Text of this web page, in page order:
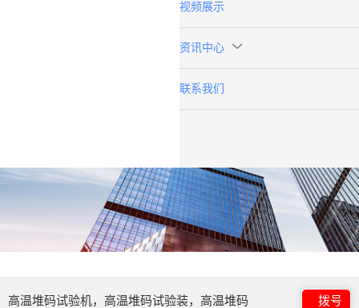
视频展示
资讯中心
联系我们
高温堆码试验机，高温堆码试验装，高温堆码 拨号